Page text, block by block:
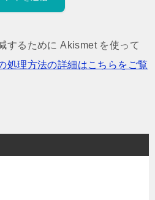
するために Akismet を使って
処理方法の詳細はこちらをご覧